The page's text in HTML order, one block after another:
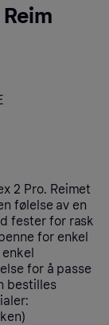
2 Pro. Reimet
følelse av en
fester for rask
for enkel
for å passe
bestilles